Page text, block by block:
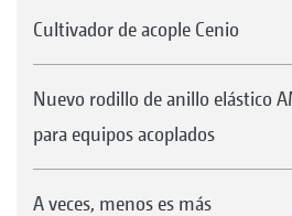
Cultivador de acople Cenio
Nuevo rodillo de anillo elástico
para equipos acoplados
A veces, menos es más